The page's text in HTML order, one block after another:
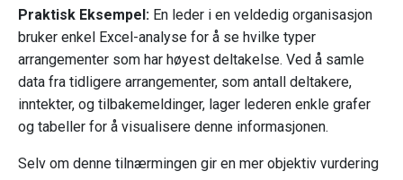
Praktisk Eksempel: En leder i en veldedig organisasjon
bruker enkel Excel-analyse for å se hvilke typer
arrangementer som har høyest deltakelse. Ved å samle
data fra tidligere arrangementer, som antall deltakere,
inntekter, og tilbakemeldinger, lager lederen enkle grafer
og tabeller for å visualisere denne informasjonen.
Selv om denne tilnærmingen gir en mer objektiv vurdering